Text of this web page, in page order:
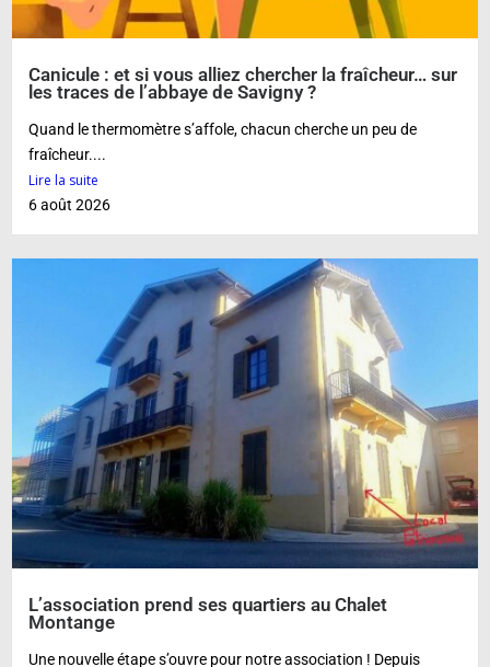
Canicule : et si vous alliez chercher la fraîcheur… sur
les traces de l’abbaye de Savigny ?
Quand le thermomètre s’affole, chacun cherche un peu de
fraîcheur....
Lire la suite
6 août 2026
L’association prend ses quartiers au Chalet
Montange
Une nouvelle étape s’ouvre pour notre association ! Depuis